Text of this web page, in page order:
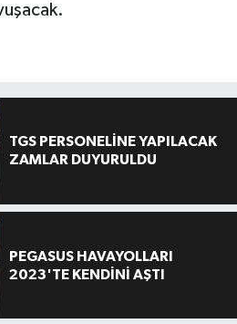
TGS PERSONELİNE YAPILACAK
ZAMLAR DUYURULDU
PEGASUS HAVAYOLLARI
2023'TE KENDİNİ AŞTI